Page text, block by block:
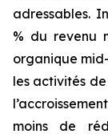
adressables.
% du revenu
organique
les activités
moins de